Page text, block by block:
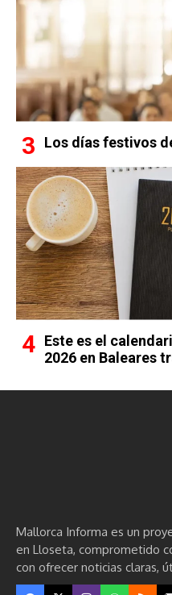
Los días festivos
Este es el
2026 en Baleares
Mallorca Informa es un
en Lloseta, comprometido
con ofrecer noticias claras,